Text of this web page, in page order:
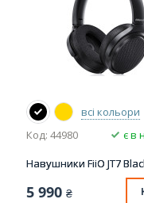
всі кольори
Код: 44980
є в
Навушники FiiO JT7
5 990 ₴